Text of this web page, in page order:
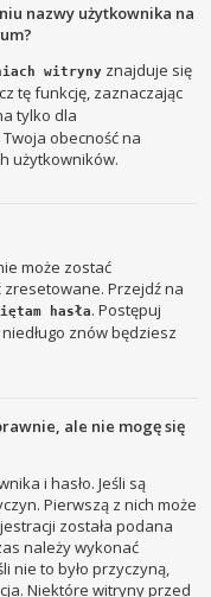
nazwy użytkownika na
witryny znajduje się
tę funkcję, zaznaczając
tylko dla
obecność na
użytkowników.
może zostać
Przejdź na
hasła. Postępuj
znów będziesz
ale nie mogę się
i hasło. Jeśli są
Pierwszą z nich może
została podana
należy wykonać
nie to było przyczyną,
Niektóre witryny przed